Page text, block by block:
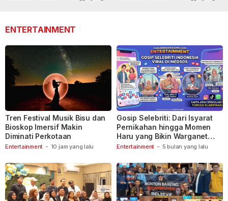
ENTERTAINMENT
Entertainment - 10 jam yang lalu
Tren Festival Musik Bisu dan
Bioskop Imersif Makin
Diminati Perkotaan
Entertainment - 5 bulan yang lalu
Gosip Selebriti: Dari Isyarat
Pernikahan hingga Momen
Haru yang Bikin Warganet
Berspekulasi